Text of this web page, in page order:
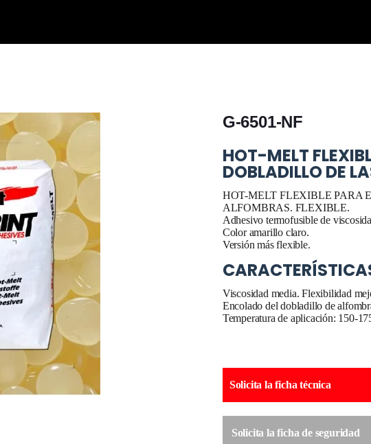
G-6501-NF
HOT-MELT
DOBLADILLO DE
HOT-MELT FLEXIBLE PARA
ALFOMBRAS. FLEXIBLE.
Adhesivo termofusible de
Color amarillo claro.
Versión más flexible.
Viscosidad media. Flexibilidad
Encolado del dobladillo de
Temperatura de aplicación: 150-
Solicita la ficha técnica
Solicita la ficha de seguridad